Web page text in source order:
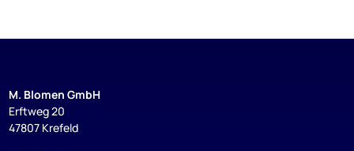
M. Blomen GmbH
Erftweg 20
47807 Krefeld